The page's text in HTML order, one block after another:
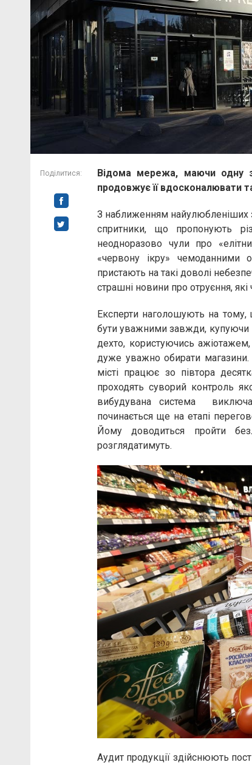
Поділитися:
Відома мережа, маючи одну з
продовжує її вдосконалювати
З наближенням найулюбленіших
спритники, що пропонують
неодноразово чули про
«червону ікру» чемоданними
пристають на такі доволі
страшні новини про отруєння,
Експерти наголошують на тому,
бути уважними завжди, купуючи
дехто, користуючись
дуже уважно обирати
місті працює зо півтора
проходять суворий контроль
вибудувана система
починається ще на етапі
Йому доводиться пройти
розглядатимуть.
Аудит продукції здійснюють